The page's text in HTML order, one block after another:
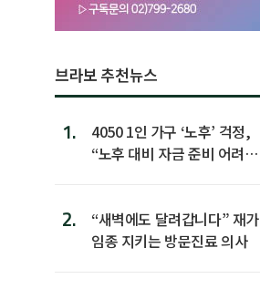
브라보 추천뉴스
1.
4050 1인 가구 ‘노후’ 걱정,
“노후 대비 자금 준비 어려
2.
“새벽에도 달려갑니다” 재가
임종 지키는 방문진료 의사